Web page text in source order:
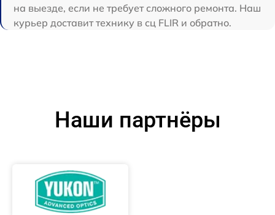
на выезде, если не требует сложного ремонта. Наш
курьер доставит технику в сц FLIR и обратно.
Наши партнёры